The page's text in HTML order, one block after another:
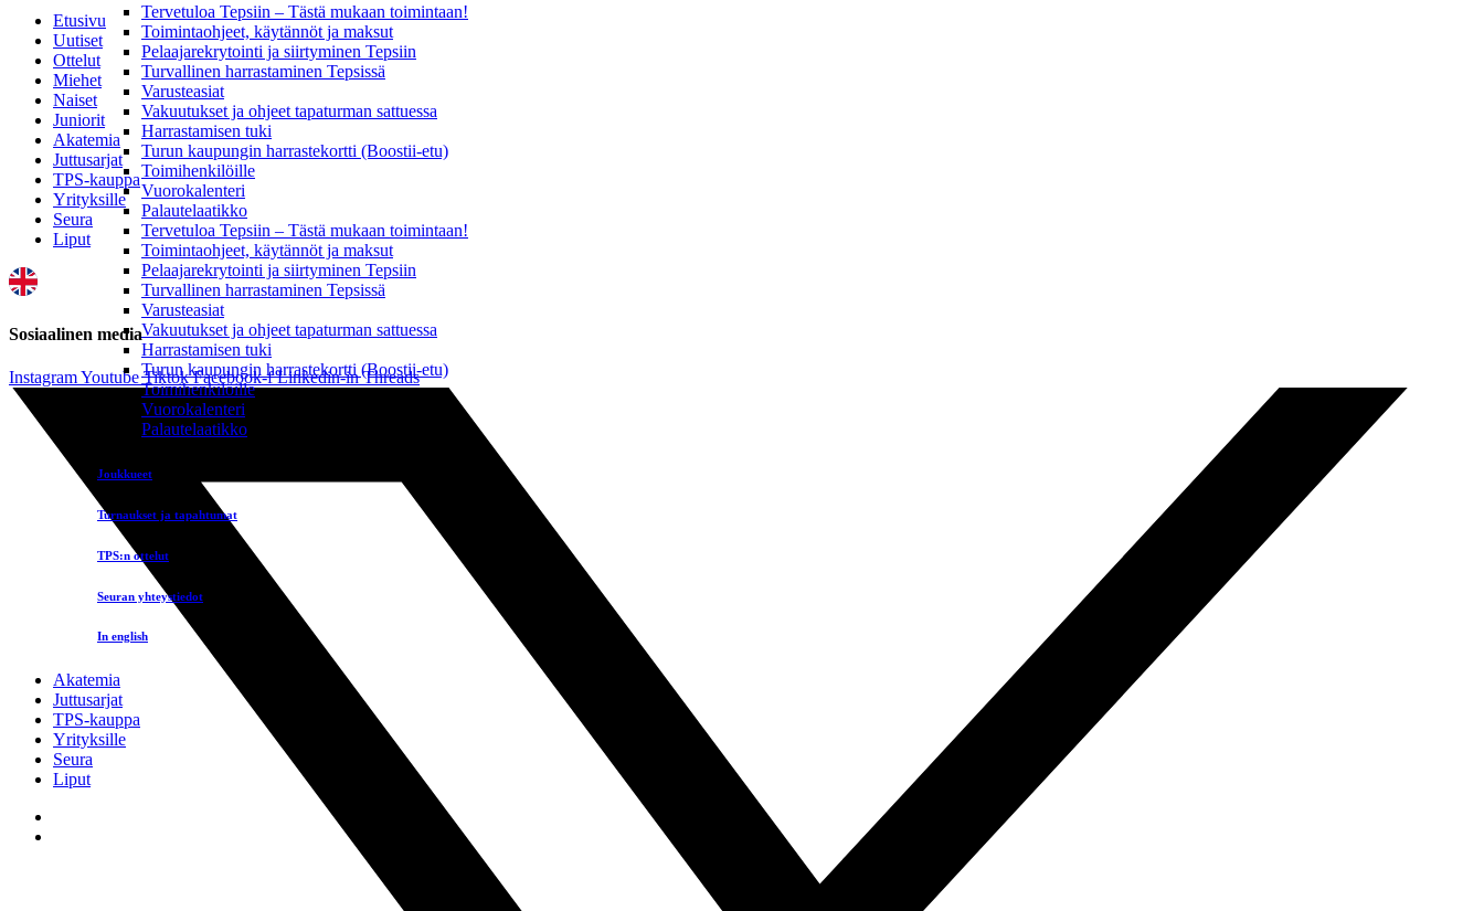
Tervetuloa Tepsiin – Tästä mukaan toimintaan!
Toimintaohjeet, käytännöt ja maksut
Pelaajarekrytointi ja siirtyminen Tepsiin
Turvallinen harrastaminen Tepsissä
Varusteasiat
Vakuutukset ja ohjeet tapaturman sattuessa
Harrastamisen tuki
Turun kaupungin harrastekortti (Boostii-etu)
Toimihenkilöille
Vuorokalenteri
Palautelaatikko
Tervetuloa Tepsiin – Tästä mukaan toimintaan!
Toimintaohjeet, käytännöt ja maksut
Pelaajarekrytointi ja siirtyminen Tepsiin
Turvallinen harrastaminen Tepsissä
Varusteasiat
Vakuutukset ja ohjeet tapaturman sattuessa
Harrastamisen tuki
Turun kaupungin harrastekortti (Boostii-etu)
Toimihenkilöille
Vuorokalenteri
Palautelaatikko
Joukkueet
Turnaukset ja tapahtumat
TPS:n ottelut
Seuran yhteystiedot
In english
Akatemia
Juttusarjat
TPS-kauppa
Yrityksille
Seura
Liput
Etusivu
Uutiset
Ottelut
Miehet
Naiset
Juniorit
Akatemia
Juttusarjat
TPS-kauppa
Yrityksille
Seura
Liput
Sosiaalinen media
InstagramYoutube Tiktok Facebook-f Linkedin-in Threads